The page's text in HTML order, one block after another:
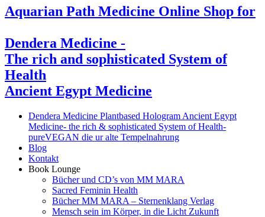
Aquarian Path Medicine Online Shop for
Dendera Medicine -
The rich and sophisticated System of
Health
Ancient Egypt Medicine
Dendera Medicine Plantbased Hologram Ancient Egypt
Medicine- the rich & sophisticated System of Health-
pureVEGAN die ur alte Tempelnahrung
Blog
Kontakt
Book Lounge
Bücher und CD’s von MM MARA
Sacred Feminin Health
Bücher MM MARA – Sternenklang Verlag
Mensch sein im Körper, in die Licht Zukunft